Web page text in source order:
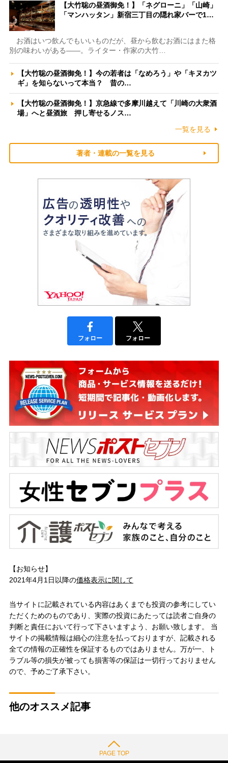
【大竹聡の昼酒御免！】「ネグローニ」「山崎」
「マンハッタン」新宿三丁目の隠れ家バーで1…
お酒はいつ飲んでもいいものだが、昼から飲むお酒にはまた格
別の味わいがある――。ライター・作家の大竹…
【大竹聡の昼酒御免！】今の若者は「なめろう」や「キヌカツ
ギ」を知らないって本当？ 昔の…
【大竹聡の昼酒御免！】京急線で多摩川越えて「川崎の大衆酒
場」へと昼酒旅 押し寄せるノス…
一覧を見る
著者・連載の一覧を見る
フォロー フォロー
【お知らせ】
2021年4月1日以降の価格表示に関して
当サイトに記載されている内容はあくまでも投資の参考にしてい
ただくためのものであり、実際の投資にあたっては読者ご自身の
判断と責任において行って下さいますよう、お願い致します。 当
サイトの掲載情報は細心の注意を払っておりますが、記載される
全ての情報の正確性を保証するものではありません。万が一、ト
ラブル等の損失が被っても損害等の保証は一切行っておりません
ので、予めご了承下さい。
他のオススメ記事
PAGE TOP